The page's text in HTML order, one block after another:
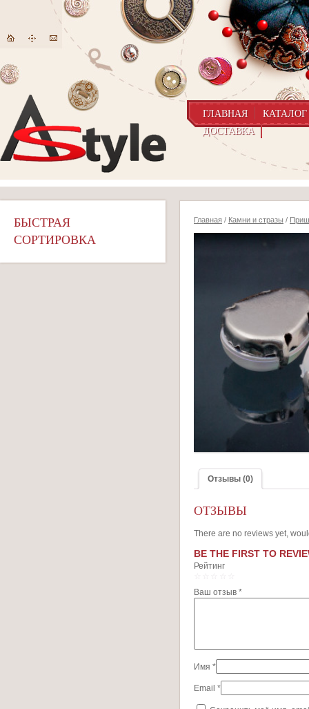
ГЛАВНАЯ
КАТАЛОГ
ДОСТАВКА
БЫСТРАЯ
СОРТИРОВКА
Главная / Камни и стразы /
Отзывы (0)
ОТЗЫВЫ
There are no reviews yet,
BE THE FIRST TO
Рейтинг
Ваш отзыв *
Имя *
Email *